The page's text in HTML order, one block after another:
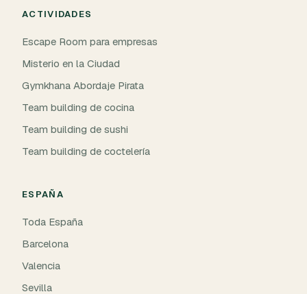
ACTIVIDADES
Escape Room para empresas
Misterio en la Ciudad
Gymkhana Abordaje Pirata
Team building de cocina
Team building de sushi
Team building de coctelería
ESPAÑA
Toda España
Barcelona
Valencia
Sevilla